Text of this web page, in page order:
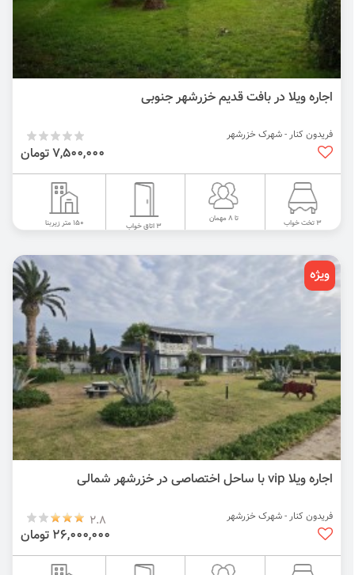
اجاره ویلا در بافت قدیم خزرشهر جنوبی
فریدون کنار - شهرک خزرشهر
7,500,000 تومان
3 تخت خواب تا 8 مهمان
3 اتاق خواب 150 متر زیربنا
ویژه
اجاره ویلا vip با ساحل اختصاصی در خزرشهر شمالی
فریدون کنار - شهرک خزرشهر 2.8
26,000,000 تومان